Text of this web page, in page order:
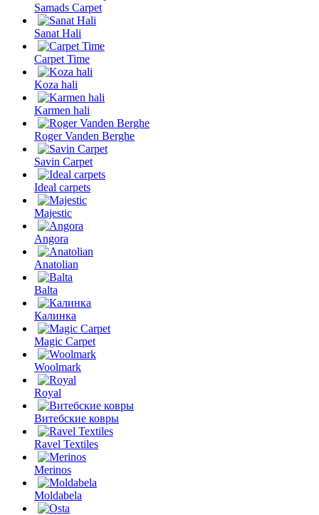
Samads Carpet
Sanat Hali
Carpet Time
Koza hali
Karmen hali
Roger Vanden Berghe
Savin Carpet
Ideal carpets
Majestic
Angora
Anatolian
Balta
Калинка
Magic Carpet
Woolmark
Royal
Витебские ковры
Ravel Textiles
Merinos
Moldabela